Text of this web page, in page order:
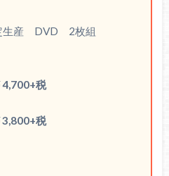
定生産 DVD 2枚組
4,700+税
3,800+税